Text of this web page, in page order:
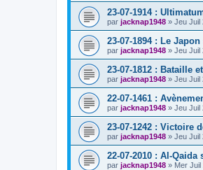
23-07-1914 :
par jacknap1948 » Jeu Juil
23-07-1894 : Le
par jacknap1948 » Jeu Juil
23-07-1812 : Bataille
par jacknap1948 » Jeu Juil
22-07-1461 :
par jacknap1948 » Jeu Juil
23-07-1242 : Victoire
par jacknap1948 » Jeu Juil
22-07-2010 : Al-
par jacknap1948 » Mer Juil